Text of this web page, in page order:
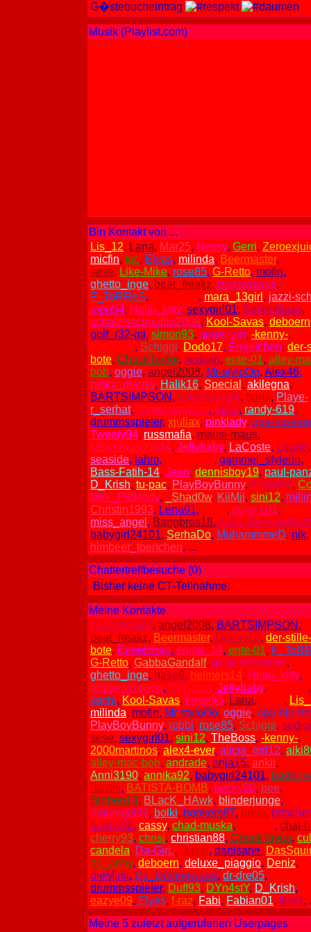
G�stebucheintrag
Musik (Playlist.com)
Bin Kontakt von ...
Lis_12, Lana, Mar25, Nessy, Gerri,
micfin, luc, Elyas, milinda, Beermaster,
sese, Like-Mike, rose85, G-Retto, mofin,
ghetto_inge, beat_freakz, muckymaus,
F_ToRReS, , mara_13girl , jazzi-
joen54, Hello_kitty, sexygirl01, Seifenblase,
schatzisschnubbi2009, Kool-Savas, deboern
golf_r32-gti, simon93, angel-girl , -kenny-,
, Schiggi, Dodo17, Engelchen, der-
bote, ChuckTaylor, sedigirl , ente-01, alley-
bob, oggie, angel2008, Mr-styloOo, Alex46,
pinky_mausy, Halik16, Special , akilegna,
BARTSIMPSON , 1suessesgirl , brina, Playe-
r_serhat, homersimpson, miri2, randy-619,
drummsspieler, xjuliax, pinklady, opa-hip-
Tweety94, russmafia, mausi-maus,
sexymaus00014, Jellybaby, LaCoste, Laurie,
seaside, lahm, , gammel_stylerin,
Bass-Fatih-14, Jean, dennisboy19, paul-
D_Krish, tu-pac, PlayBoyBunny, Emo007,
Mini_Pinklady, _Shad0w, KiiMii, sini12,
Christin1993, Lena91, , zoye-101 ,
miss_angel , Bangbros18, schnuffelchen08-
babygirl24101, SerhaDo, MuhammmeD, nik,
himbeer_toertchen, ...
Chattertreffbesuche (0)
Bisher keine CT-Teilnahme.
Meine Kontakte
1suessesgirl , angel2008, BARTSIMPSON ,
beat_freakz, Beermaster, Danny12, der-stille-
bote, Engelchen, engel_14, ente-01,
G-Retto, GabbaGandalf, geile-schnecke,
ghetto_inge, hase9, heimers14, Hello_kitty,
homersimpson, Hot_kiwi, Jellybaby,
,
kochi, Kool-Savas, krissi93, Lana, ,
milinda, mofin, Mr-styloOo, oggie, opa-hip-
PlayBoyBunny, robbi, rose85, Schiggi,
sese, sexygirl01, sini12, TheBoss, -kenny-,
2000martinos, alex4-ever, alicia_girl12,
alley-mac-bob, andrade, anja15, ankii,
Anni3190, annika92, babygirl24101,
Bastiii, BATISTA-BOMB, becky90, bee,
Bigben13, BLacK_HAwk, blinderjunge,
blutengel99, bolki, bonkers87, brina,
bunny02, cassy, chad-muska, , chat-
cherry93, chrisi, christian88, ChuckTaylor,
candela, Da-GirL, Dakei, danisane,
da_army, deboern, deluxe_piaggio, Deniz,
dieMiriii, DJ_Drivingwood, dr-dre05,
drummsspieler, Duff93, DYn4stY, D_Krish,
eazye09, Elyas, f-raz, Fabi, Fabian01, fine4,
Meine 5 zuletzt aufgerufenen Userpages